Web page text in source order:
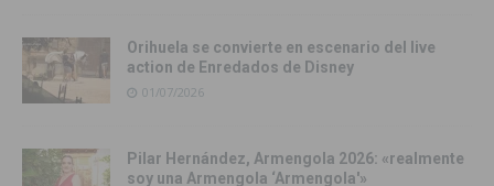
Orihuela se convierte en escenario del live
action de Enredados de Disney
01/07/2026
Pilar Hernández, Armengola 2026: «realmente
soy una Armengola ‘Armengola'»